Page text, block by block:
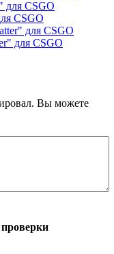
CSGO
для CSGO
Вы можете